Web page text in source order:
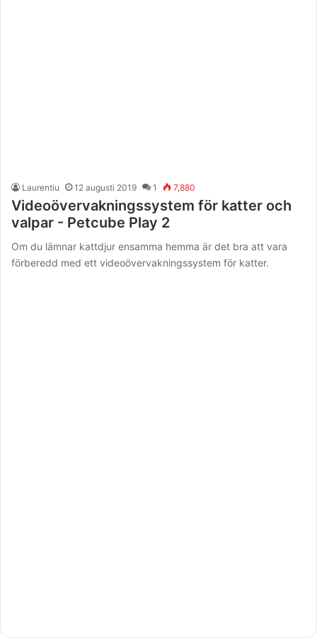
Laurentiu 12 augusti 2019 1 7,880
Videoövervakningssystem för katter och
valpar - Petcube Play 2
Om du lämnar kattdjur ensamma hemma är det bra att vara
förberedd med ett videoövervakningssystem för katter.